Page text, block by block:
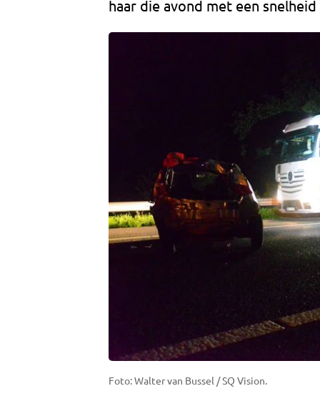
haar die avond met een
Foto: Walter van Bussel / SQ Vision.